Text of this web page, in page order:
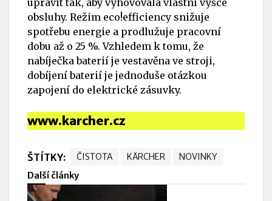
obsluhy. Režim eco!efficiency snižuje
spotřebu energie a prodlužuje pracovní
dobu až o 25 %. Vzhledem k tomu, že
nabíječka baterií je vestavěna ve stroji,
dobíjení baterií je jednoduše otázkou
zapojení do elektrické zásuvky.
www.karcher.cz
ŠTÍTKY: ČISTOTA KÄRCHER
NOVINKY
Další články